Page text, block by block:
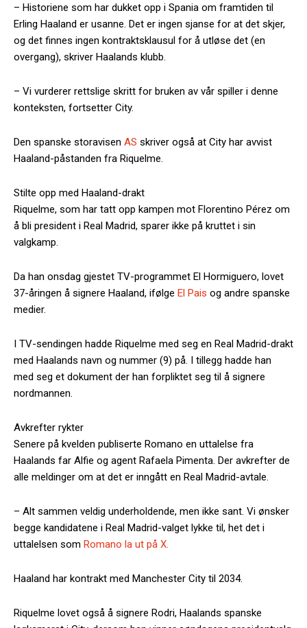
– Historiene som har dukket opp i Spania om framtiden til
Erling Haaland er usanne. Det er ingen sjanse for at det skjer,
og det finnes ingen kontraktsklausul for å utløse det (en
overgang), skriver Haalands klubb.
– Vi vurderer rettslige skritt for bruken av vår spiller i denne
konteksten, fortsetter City.
Den spanske storavisen AS skriver også at City har avvist
Haaland-påstanden fra Riquelme.
Stilte opp med Haaland-drakt
Riquelme, som har tatt opp kampen mot Florentino Pérez om
å bli president i Real Madrid, sparer ikke på kruttet i sin
valgkamp.
Da han onsdag gjestet TV-programmet El Hormiguero, lovet
37-åringen å signere Haaland, ifølge El Pais og andre spanske
medier.
I TV-sendingen hadde Riquelme med seg en Real Madrid-drakt
med Haalands navn og nummer (9) på. I tillegg hadde han
med seg et dokument der han forpliktet seg til å signere
nordmannen.
Avkrefter rykter
Senere på kvelden publiserte Romano en uttalelse fra
Haalands far Alfie og agent Rafaela Pimenta. Der avkrefter de
alle meldinger om at det er inngått en Real Madrid-avtale.
– Alt sammen veldig underholdende, men ikke sant. Vi ønsker
begge kandidatene i Real Madrid-valget lykke til, het det i
uttalelsen som Romano la ut på X.
Haaland har kontrakt med Manchester City til 2034.
Riquelme lovet også å signere Rodri, Haalands spanske